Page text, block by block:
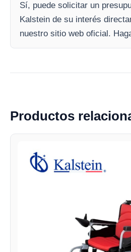
Sí, puede solicitar un
Kalstein de su interés
nuestro sitio web oficial.
Productos